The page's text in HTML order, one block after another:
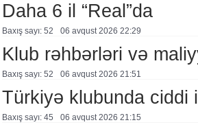
Daha 6 il “Real”da
Baxış sayı: 52 06 avqust 2026 22:29
Klub rəhbərləri və
Baxış sayı: 52 06 avqust 2026 21:51
Türkiyə klubunda ciddi
Baxış sayı: 45 06 avqust 2026 21:15